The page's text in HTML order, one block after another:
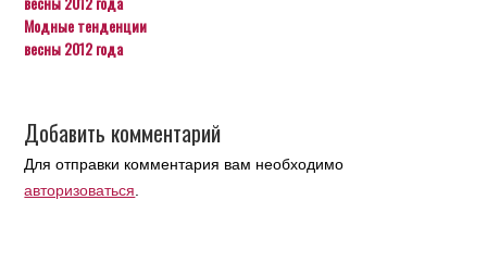
Модные тенденции
весны 2012 года
Добавить комментарий
Для отправки комментария вам необходимо
авторизоваться